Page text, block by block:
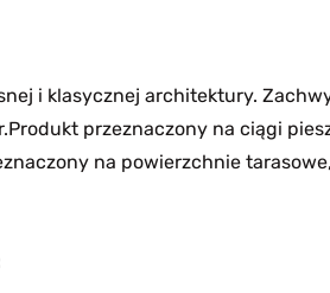
i klasycznej architektury.
przeznaczony na ciągi
na powierzchnie